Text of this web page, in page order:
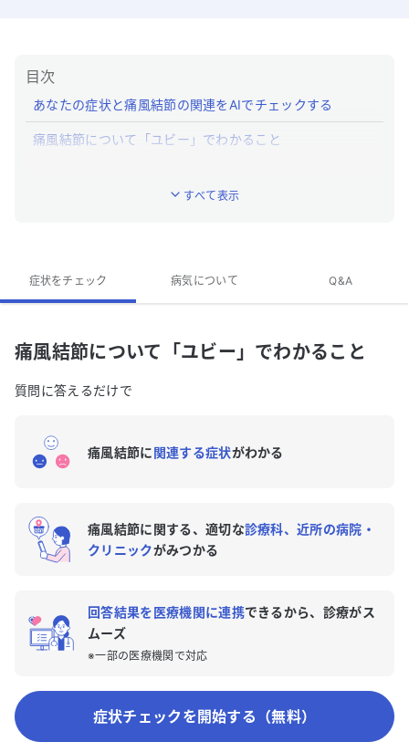
目次
あなたの症状と痛風結節の関連をAIでチェックする
痛風結節について「ユビー」でわかること
痛風結節の専門医がいる近くの病院はありますか？
すべて表示
症状をチェック 病気について Q&A
痛風結節について「ユビー」でわかること
質問に答えるだけで
痛風結節に関連する症状がわかる
痛風結節に関する、適切な診療科、近所の病院・
クリニックがみつかる
回答結果を医療機関に連携できるから、診療がス
ムーズ
※一部の医療機関で対応
症状チェックを開始する（無料）